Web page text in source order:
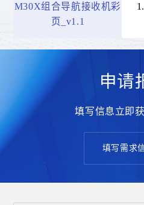
M30X组合导航接收机彩
页_v1.1
智慧
了解更
申请
填写信息立即
填写需求